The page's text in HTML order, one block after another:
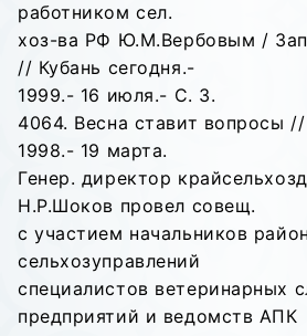
работником сел.
хоз-ва РФ Ю.М.Вербовым /
// Кубань сегодня.-
1999.- 16 июля.- С. 3.
4064. Весна ставит вопросы
1998.- 19 марта.
Генер. директор
Н.Р.Шоков провел совещ.
с участием начальников
сельхозуправлений
специалистов ветеринарных
предприятий и ведомств АПК